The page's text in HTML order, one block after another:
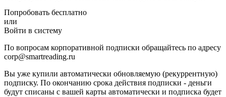
Попробовать бесплатно
или
Войти в систему
По вопросам корпоративной подписки обращайтесь по адресу
corp@smartreading.ru
Вы уже купили автоматически обновляемую (рекуррентную)
подписку. По окончанию срока действия подписки - деньги
будут списаны с вашей карты автоматически и подписка будет